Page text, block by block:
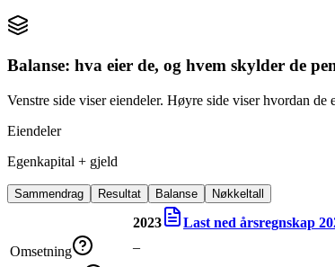
Balanse: hva eier de, og hvem skylder de
Venstre side viser eiendeler. Høyre side viser hvordan
Eiendeler
Egenkapital + gjeld
Sammendrag Resultat Balanse Nøkkeltall
2023 Last ned årsregnskap
Omsetning –